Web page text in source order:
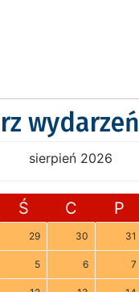
wydarzeń
sierpień 2026
Ś C P
29 30 31
5 6 7